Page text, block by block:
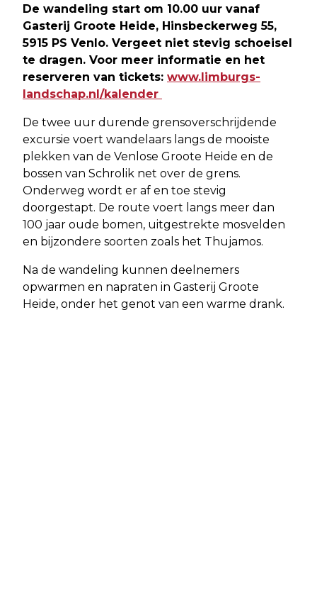
De wandeling start om 10.00 uur vanaf
Gasterij Groote Heide, Hinsbeckerweg 55,
5915 PS Venlo. Vergeet niet stevig schoeisel
te dragen. Voor meer informatie en het
reserveren van tickets: www.limburgs-
landschap.nl/kalender
De twee uur durende grensoverschrijdende
excursie voert wandelaars langs de mooiste
plekken van de Venlose Groote Heide en de
bossen van Schrolik net over de grens.
Onderweg wordt er af en toe stevig
doorgestapt. De route voert langs meer dan
100 jaar oude bomen, uitgestrekte mosvelden
en bijzondere soorten zoals het Thujamos.
Na de wandeling kunnen deelnemers
opwarmen en napraten in Gasterij Groote
Heide, onder het genot van een warme drank.